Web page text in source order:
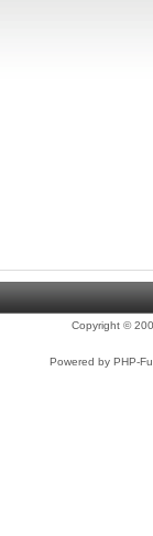
Copyright ©
Powered by PHP-